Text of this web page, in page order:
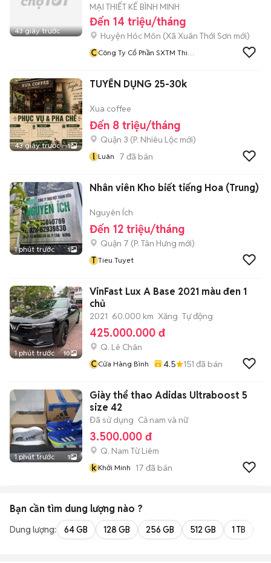
43 giây trước
MẠI THIẾT KẾ BÌNH MINH
Đến 14 triệu/tháng
Huyện Hóc Môn (Xã Xuân Thới Sơn mới)
CCông Ty Cổ Phần SXTM Thiết
43 giây trước 1
TUYỂN DỤNG 25-30k
Xua coffee
Đến 8 triệu/tháng
Quận 3 (P. Nhiêu Lộc mới)
l Luân 7 đã bán
1 phút trước 1
Nhân viên Kho biết tiếng Hoa (Trung)
Nguyên Ích
Đến 12 triệu/tháng
Quận 7 (P. Tân Hưng mới)
T Tieu Tuyet
1 phút trước 10
VinFast Lux A Base 2021 màu đen 1
chủ
2021 60.000 km Xăng Tự động
425.000.000 đ
Q. Lê Chân
CCửa Hàng Bình 4.5 151 đã bán
1 phút trước 1
Giày thể thao Adidas Ultraboost 5
size 42
Đã sử dụng Cả nam và nữ
3.500.000 đ
Q. Nam Từ Liêm
k Khởi Minh 17 đã bán
Bạn cần tìm dung lượng nào ?
Dung lượng: 64 GB 128 GB 256 GB 512 GB 1 TB